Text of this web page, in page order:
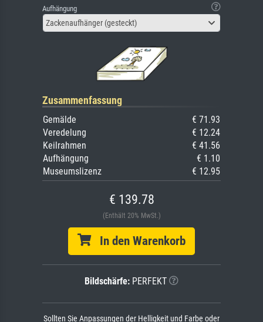
Aufhängung
Zackenaufhänger (gesteckt)
Zusammenfassung
Gemälde
€ 71.93
Veredelung
€ 12.24
Keilrahmen
€ 41.56
Aufhängung
€ 1.10
Museumslizenz
€ 12.95
€ 139.78
(Enthält 20% MwSt.)
In den Warenkorb
Bildschärfe: PERFEKT
Sollten Sie Anpassungen der Helligkeit und Farbe oder